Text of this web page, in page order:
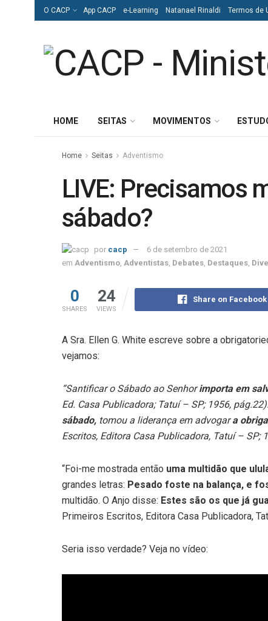
O CACP App CACP e-Learning Natanael Rinaldi Termos de
HOME SEITAS MOVIMENTOS
Home Seitas Adventismo
LIVE: Precisamos
sábado?
por cacp
6 de setembro de 2021
em Adventismo, Adventistas, Debates, Destaques,
0
SHARES
24
VIEWS
Share on Facebook
A Sra. Ellen G. White escreve sobre a
vejamos:
“Santificar o Sábado ao Senhorimporta em
Ed. Casa Publicadora; Tatuí – SP; 1956,
sábado, tomou a liderança em advogara
Escritos, Editora Casa Publicadora, Tatuí – SP;
“Foi-me mostrada então uma multidão que
grandes letras: Pesado foste na balança, e
multidão. O Anjo disse: Estes são os que já
Primeiros Escritos, Editora Casa Publicadora,
Seria isso verdade? Veja no vídeo: